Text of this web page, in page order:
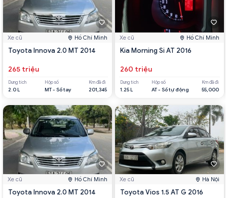
Xe cũ Hồ Chí Minh
Toyota Innova 2.0 MT 2014
265 triệu
Dung tích
2.0 L
Hộp số
MT - Số tay
Km đã đi
201,345
Xe cũ Hồ Chí Minh
Toyota Innova 2.0 MT 2014
Xe cũ Hồ Chí Minh
Kia Morning Si AT 2016
260 triệu
Dung tích
1.25 L
Hộp số
AT - Số tự động
Km đã đi
55,000
Xe cũ Hà Nội
Toyota Vios 1.5 AT G 2016